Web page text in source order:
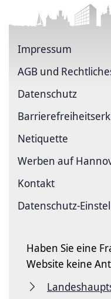
Impressum
AGB und
Datenschutz
Netiquette
Werben auf
Kontakt
Datenschutz-
Haben Sie eine
Website keine